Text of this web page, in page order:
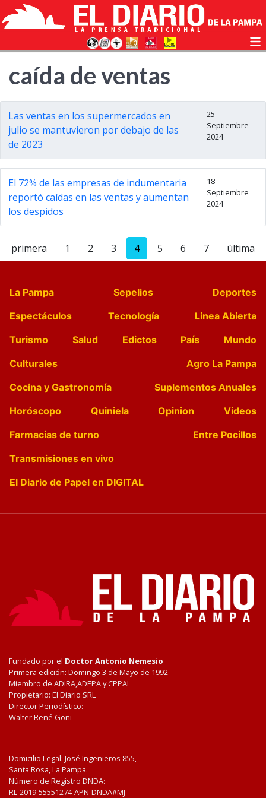
caída de ventas
Las ventas en los supermercados en
julio se mantuvieron por debajo de las
de 2023
25
Septiembre
2024
El 72% de las empresas de indumentaria
reportó caídas en las ventas y aumentan
los despidos
18
Septiembre
2024
primera 1 2 3 4 5 6 7 última
La Pampa Sepelios
Deportes
Espectáculos
Tecnología
Linea Abierta
Turismo
Salud Edictos País
Mundo
Culturales
Agro La Pampa
Cocina y Gastronomía
Suplementos Anuales
Horóscopo
Quiniela Opinion
Videos
Farmacias de turno
Entre Pocillos
Transmisiones en vivo
El Diario de Papel en DIGITAL
Fundado por el Doctor Antonio Nemesio
Primera edición: Domingo 3 de Mayo de 1992
Miembro de ADIRA,ADEPA y CPPAL
Propietario: El Diario SRL
Director Periodístico:
Walter René Goñi
Domicilio Legal: José Ingenieros 855,
Santa Rosa, La Pampa.
Número de Registro DNDA:
RL-2019-55551274-APN-DNDA#MJ